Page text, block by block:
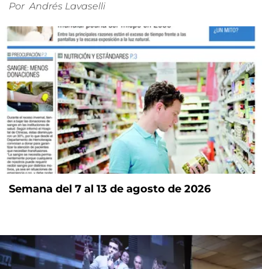
Por Andrés Lavaselli
Semana del 7 al 13 de agosto de 2026